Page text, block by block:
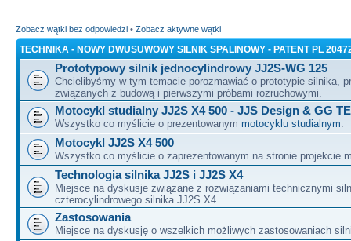
Zobacz wątki bez odpowiedzi • Zobacz aktywne wątki
TECHNIKA - NOWY DWUSUWOWY SILNIK SPALINOWY - PATENT PL
Prototypowy silnik jednocylindrowy JJ2S-WG 125
Chcielibyśmy w tym temacie porozmawiać o prototypie silnika,
związanych z budową i pierwszymi próbami rozruchowymi.
Motocykl studialny JJ2S X4 500 - JJS Design & GG
Wszystko co myślicie o prezentowanym motocyklu studialnym
Motocykl JJ2S X4 500
Wszystko co myślicie o zaprezentowanym na stronie projekcie
Technologia silnika JJ2S i JJ2S X4
Miejsce na dyskusje związane z rozwiązaniami technicznymi
czterocylindrowego silnika JJ2S X4
Zastosowania
Miejsce na dyskusję o wszelkich możliwych zastosowaniach